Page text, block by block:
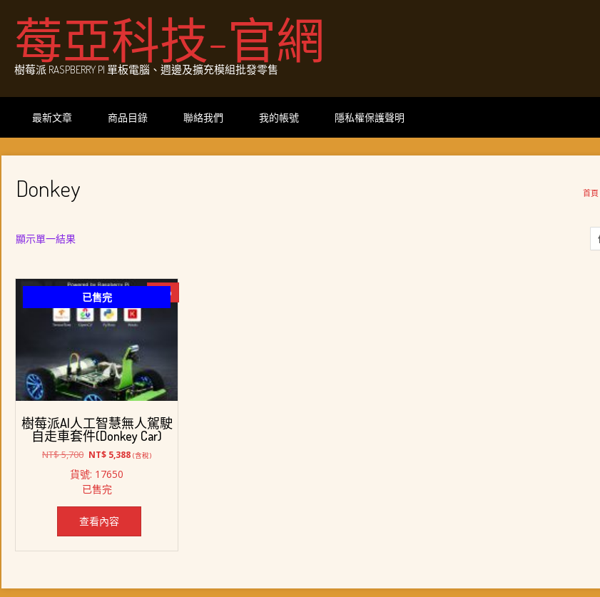
content莓亞科技-官網
樹莓派 RASPBERRY PI 單板電腦、週邊及擴充模組批發零售
最新文章 商品目錄 聯絡我們 我的帳號 隱私權保護聲明
首頁
Donkey
顯示單一結果
已售完 -5%
樹莓派AI人工智慧無人駕駛
自走車套件(Donkey Car)
NT$5,700 原
價
格：
NT$ 5,700。
NT$ 5,388目
NT$ 5,388。
(含稅)
貨號: 17650
已售完
查看內容